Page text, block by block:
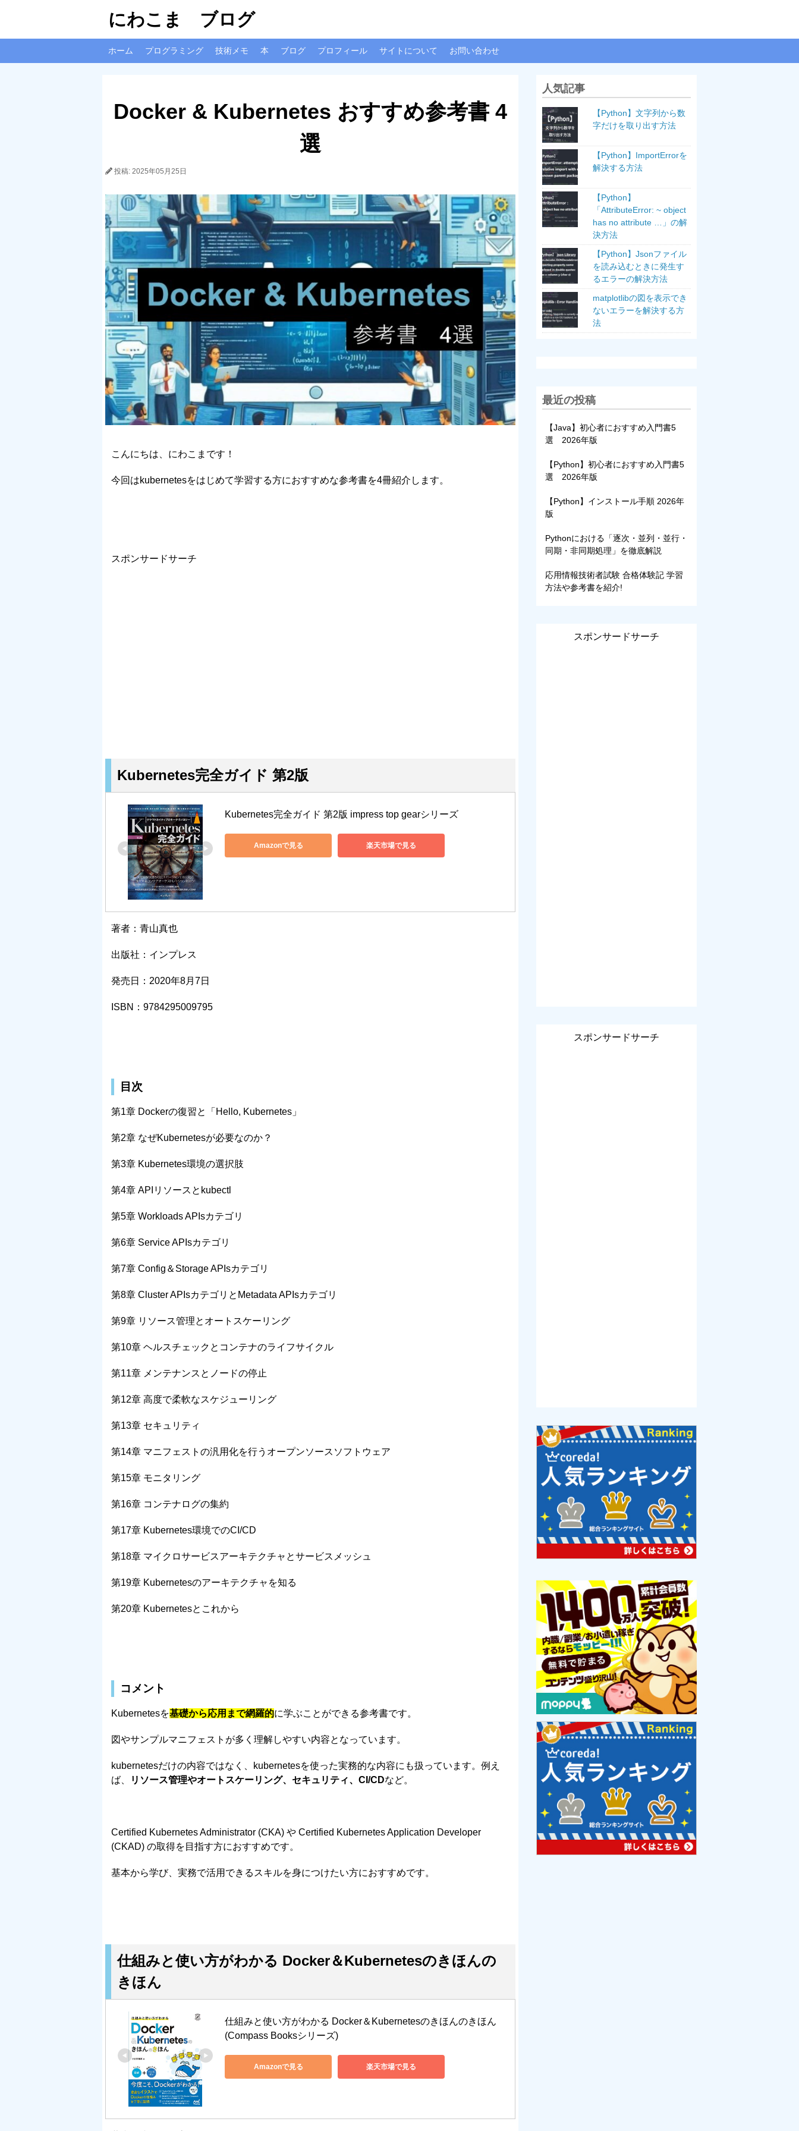
にわこま ブログ
ホーム プログラミング 技術メモ 本 ブログ プロフィール サイトについて お問い合わせ
Docker & Kubernetes おすすめ参考書 4
選
投稿: 2025年05月25日
こんにちは、にわこまです！
今回はkubernetesをはじめて学習する方におすすめな参考書を4冊紹介します。
スポンサードサーチ
Kubernetes完全ガイド 第2版
Kubernetes完全ガイド 第2版 impress top gearシリーズ
Amazonで見る 楽天市場で見る
著者：青山真也
出版社：インプレス
発売日：2020年8月7日
ISBN：9784295009795
目次
第1章 Dockerの復習と「Hello, Kubernetes」
第2章 なぜKubernetesが必要なのか？
第3章 Kubernetes環境の選択肢
第4章 APIリソースとkubectl
第5章 Workloads APIsカテゴリ
第6章 Service APIsカテゴリ
第7章 Config＆Storage APIsカテゴリ
第8章 Cluster APIsカテゴリとMetadata APIsカテゴリ
第9章 リソース管理とオートスケーリング
第10章 ヘルスチェックとコンテナのライフサイクル
第11章 メンテナンスとノードの停止
第12章 高度で柔軟なスケジューリング
第13章 セキュリティ
第14章 マニフェストの汎用化を行うオープンソースソフトウェア
第15章 モニタリング
第16章 コンテナログの集約
第17章 Kubernetes環境でのCI/CD
第18章 マイクロサービスアーキテクチャとサービスメッシュ
第19章 Kubernetesのアーキテクチャを知る
第20章 Kubernetesとこれから
コメント
Kubernetesを基礎から応用まで網羅的に学ぶことができる参考書です。
図やサンプルマニフェストが多く理解しやすい内容となっています。
kubernetesだけの内容ではなく、kubernetesを使った実務的な内容にも扱っています。例え
ば、
リソース管理やオートスケーリング、セキュリティ、CI/CDなど。
Certified Kubernetes Administrator (CKA) や Certified Kubernetes Application Developer
(CKAD) の取得を目指す方におすすめです。
基本から学び、実務で活用できるスキルを身につけたい方におすすめです。
仕組みと使い方がわかる Docker＆Kubernetesのきほんの
きほん
仕組みと使い方がわかる Docker＆Kubernetesのきほんのきほん
(Compass Booksシリーズ)
Amazonで見る 楽天市場で見る
人気記事
【Python】文字列から数
字だけを取り出す方法
【Python】ImportErrorを
解決する方法
【Python】
「AttributeError: ~ object
has no attribute …」の解
決方法
【Python】Jsonファイル
を読み込むときに発生す
るエラーの解決方法
matplotlibの図を表示でき
ないエラーを解決する方
法
最近の投稿
【Java】初心者におすすめ入門書5
選 2026年版
【Python】初心者におすすめ入門書5
選 2026年版
【Python】インストール手順 2026年
版
Pythonにおける「逐次・並列・並行・
同期・非同期処理」を徹底解説
応用情報技術者試験 合格体験記 学習
方法や参考書を紹介!
スポンサードサーチ
スポンサードサーチ